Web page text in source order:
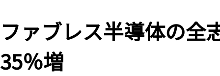
ファブレス半導体の全
35％増